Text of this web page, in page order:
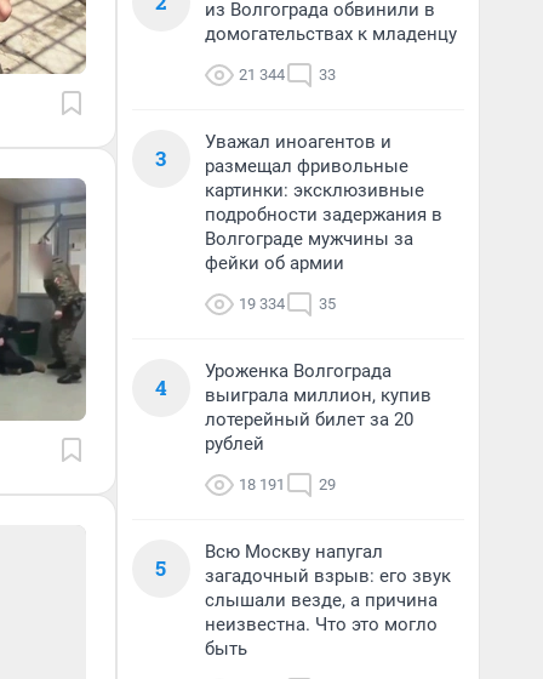
из Волгограда обвинили в
домогательствах к младенцу
21 344 33
3
Уважал иноагентов и
размещал фривольные
картинки: эксклюзивные
подробности задержания в
Волгограде мужчины за
фейки об армии
19 334 35
4
Уроженка Волгограда
выиграла миллион, купив
лотерейный билет за 20
рублей
18 191 29
5
Всю Москву напугал
загадочный взрыв: его звук
слышали везде, а причина
неизвестна. Что это могло
быть